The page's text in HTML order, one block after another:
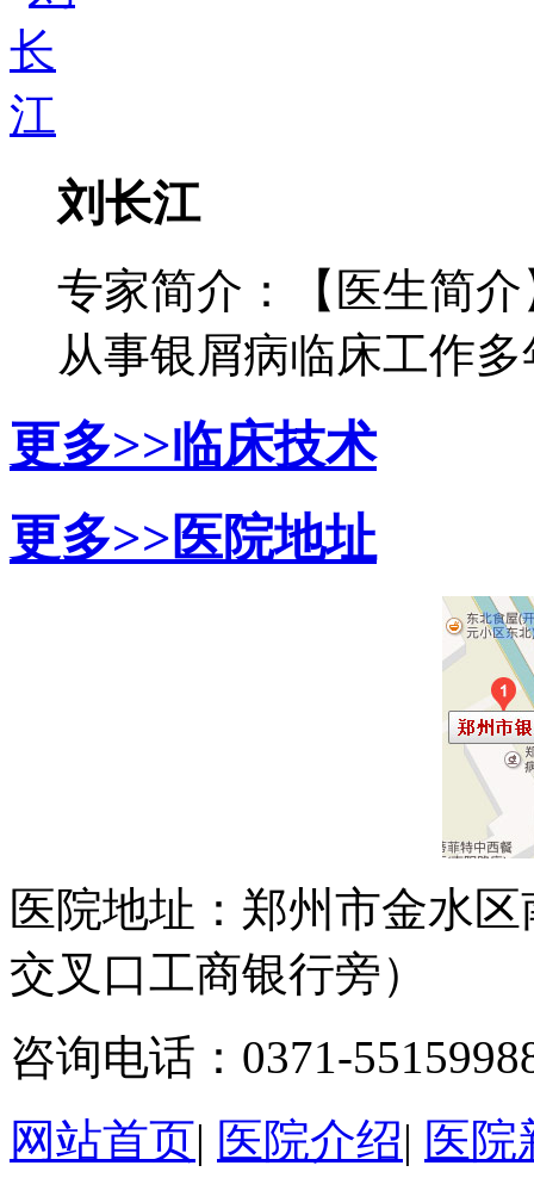
刘长江
专家简介：【医生简
从事银屑病临床工作多
更多>>临床技术
更多>>医院地址
医院地址：郑州市金水
交叉口工商银行旁）
咨询电话：0371-
网站首页| 医院介绍| 医院